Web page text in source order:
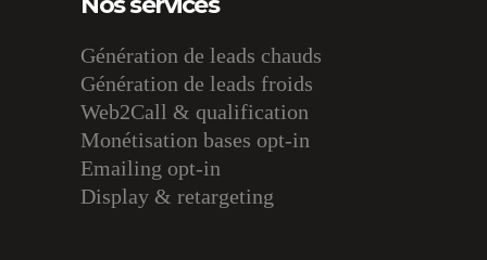
Génération de leads chauds
Génération de leads froids
Web2Call & qualification
Monétisation bases opt-in
Emailing opt-in
Display & retargeting